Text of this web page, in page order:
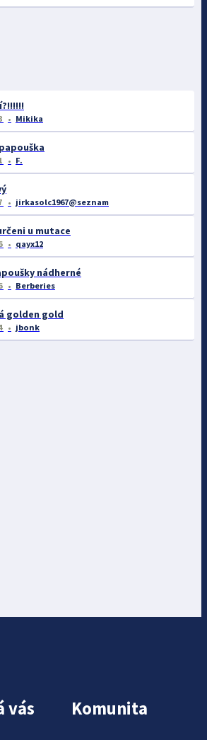
Mikika
F.
jirkasolc1967@seznam
u mutace
qayx12
nádherné
Berberies
golden gold
jbonk
vás Komunita